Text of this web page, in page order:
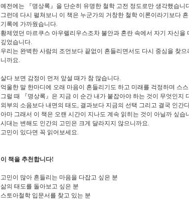
예전에는 『명상록』을 단순히 유명한 철학 고전 정도로만 생각했습니
그런데 다시 펼쳐보니 이 책은 누군가의 거창한 철학 이론이라기보다
기록에 가까웠습니다.
황제였던 마르쿠스 아우렐리우스조차 불안과 혼란 속에서 자기 자신을
깊었습니다.
우리는 완벽한 사람의 조언보다 끝없이 흔들리면서도 다시 중심을 찾
니까요.
살다 보면 감정이 먼저 앞설 때가 참 많습니다.
억울한 말 한마디에 오래 마음이 흔들리기도 하고 미래를 걱정하며 스
그럴 때 『명상록』은 지금 이 순간 내가 붙잡아야 하는 것이 무엇인지
외부의 소음보다 내면의 태도, 결과보다 지금의 선택 그리고 결국 인간
아마 그래서 이 책은 오랜 시간이 지나도 계속 읽히는 것이 아닐까 싶습
시대는 변해도 인간의 고민은 크게 달라지지 않으니까요.
고민이 있다면 꼭 읽어보세요.
이 책을 추천합니다!
고민이 많아 흔들리는 마음을 다잡고 싶은 분
삶의 태도를 돌아보고 싶은 분
스토아철학 입문서를 찾고 있는 분